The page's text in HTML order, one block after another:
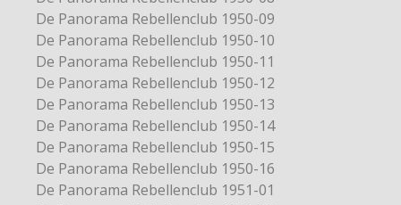
De Panorama Rebellenclub 1950-09
De Panorama Rebellenclub 1950-10
De Panorama Rebellenclub 1950-11
De Panorama Rebellenclub 1950-12
De Panorama Rebellenclub 1950-13
De Panorama Rebellenclub 1950-14
De Panorama Rebellenclub 1950-15
De Panorama Rebellenclub 1950-16
De Panorama Rebellenclub 1951-01